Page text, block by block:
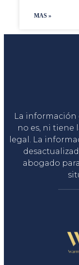
MAS »
La información
no es, ni tiene
legal. La
abogado